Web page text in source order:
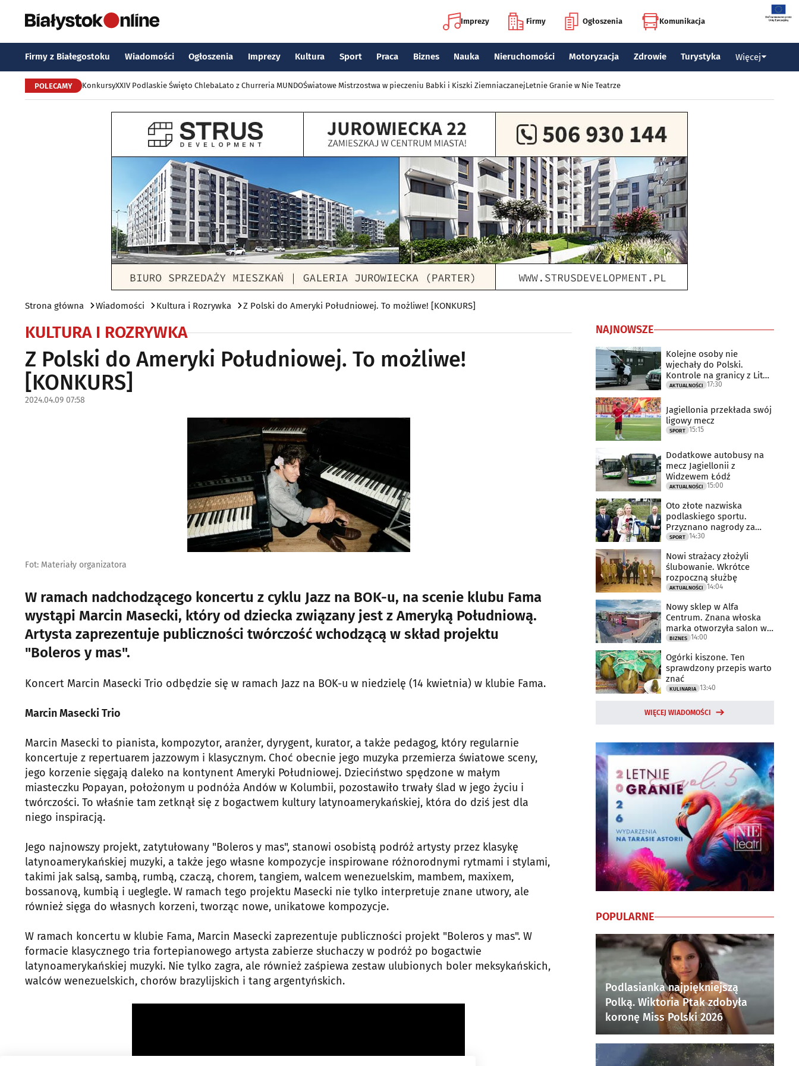
Imprezy Firmy Ogłoszenia Komunikacja
Firmy z Białegostoku Wiadomości Ogłoszenia Imprezy Kultura Sport Praca Biznes Nauka Nieruchomości Motoryzacja Zdrowie Turystyka Więcej
POLECAMY KonkursyXXIV Podlaskie Święto ChlebaLato z Churreria MUNDOŚwiatowe Mistrzostwa w pieczeniu Babki i Kiszki ZiemniaczanejLetnie Granie w Nie Teatrze
Strona główna Wiadomości Kultura i Rozrywka Z Polski do Ameryki Południowej. To możliwe! [KONKURS]
KULTURA I ROZRYWKA
Z Polski do Ameryki Południowej. To możliwe!
[KONKURS]
2024.04.09 07:58
Fot: Materiały organizatora
W ramach nadchodzącego koncertu z cyklu Jazz na BOK-u, na scenie klubu Fama
wystąpi Marcin Masecki, który od dziecka związany jest z Ameryką Południową.
Artysta zaprezentuje publiczności twórczość wchodzącą w skład projektu
"Boleros y mas".
Koncert Marcin Masecki Trio odbędzie się w ramach Jazz na BOK-u w niedzielę (14 kwietnia) w klubie Fama.
Marcin Masecki Trio
Marcin Masecki to pianista, kompozytor, aranżer, dyrygent, kurator, a także pedagog, który regularnie
koncertuje z repertuarem jazzowym i klasycznym. Choć obecnie jego muzyka przemierza światowe sceny,
jego korzenie sięgają daleko na kontynent Ameryki Południowej. Dzieciństwo spędzone w małym
miasteczku Popayan, położonym u podnóża Andów w Kolumbii, pozostawiło trwały ślad w jego życiu i
twórczości. To właśnie tam zetknął się z bogactwem kultury latynoamerykańskiej, która do dziś jest dla
niego inspiracją.
Jego najnowszy projekt, zatytułowany "Boleros y mas", stanowi osobistą podróż artysty przez klasykę
latynoamerykańskiej muzyki, a także jego własne kompozycje inspirowane różnorodnymi rytmami i stylami,
takimi jak salsą, sambą, rumbą, czaczą, chorem, tangiem, walcem wenezuelskim, mambem, maxixem,
bossanovą, kumbią i ueglegle. W ramach tego projektu Masecki nie tylko interpretuje znane utwory, ale
również sięga do własnych korzeni, tworząc nowe, unikatowe kompozycje.
W ramach koncertu w klubie Fama, Marcin Masecki zaprezentuje publiczności projekt "B oleros y mas". W
formacie klasycznego tria fortepianowego artysta zabierze słuchaczy w podróż po bogactwie
latynoamerykańskiej muzyki. Nie tylko zagra, ale również zaśpiewa zestaw ulubionych boler meksykańskich,
walców wenezuelskich, chorów brazylijskich i tang argentyńskich.
NAJNOWSZE
Kolejne osoby nie
wjechały do Polski.
Kontrole na granicy z Litwą
trwają
AKTUALNOŚCI 17:30
Jagiellonia przekłada swój
ligowy mecz
SPORT 15:15
Dodatkowe autobusy na
mecz Jagiellonii z
Widzewem Łódź
AKTUALNOŚCI 15:00
Oto złote nazwiska
podlaskiego sportu.
Przyznano nagrody za
2025 rok
SPORT 14:30
Nowi strażacy złożyli
ślubowanie. Wkrótce
rozpoczną służbę
AKTUALNOŚCI 14:04
Nowy sklep w Alfa
Centrum. Znana włoska
marka otworzyła salon w
Białymstoku
BIZNES 14:00
Ogórki kiszone. Ten
sprawdzony przepis warto
znać
KULINARIA 13:40
WIĘCEJ WIADOMOŚCI
POPULARNE
Podlasianka najpiękniejszą
Polką. Wiktoria Ptak zdobyła
koronę Miss Polski 2026